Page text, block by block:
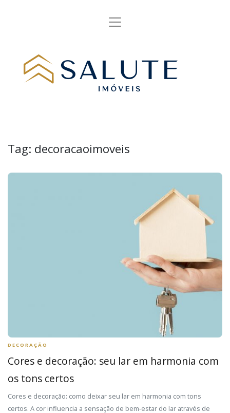
Tag: decoracaoimoveis
DECORAÇÃO
Cores e decoração: seu lar em harmonia com
os tons certos
Cores e decoração: como deixar seu lar em harmonia com tons
certos. A cor influencia a sensação de bem-estar do lar através de